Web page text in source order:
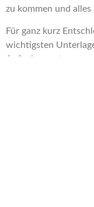
zu kommen und alles
Für ganz kurz
wichtigsten
Aufnahmeantrag